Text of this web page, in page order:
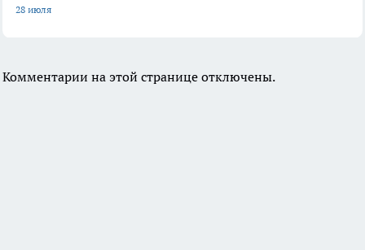
28 июля
Комментарии на этой странице отключены.